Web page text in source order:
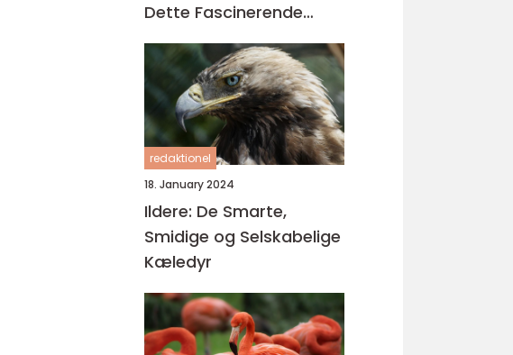
Dette Fascinerende
Krybdyr
redaktionel
18. January 2024
Ildere: De Smarte,
Smidige og Selskabelige
Kæledyr